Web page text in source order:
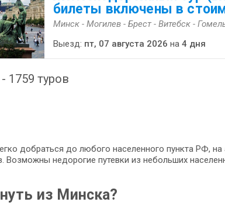
билеты включены в
Минск - Могилев - Брест - Витебск -
Выезд: пт, 07 августа 2026 на 4 дня
1759 туров
добраться до любого населенного пункта РФ,
Возможны недорогие путевки из небольших
из Минска?